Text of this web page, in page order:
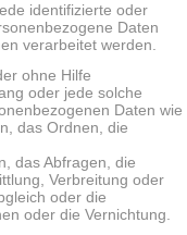
identifizierte oder
Daten
verarbeitet werden.
ohne Hilfe
oder jede solche
Daten wie
das Ordnen, die
das Abfragen, die
Verbreitung oder
oder die
oder die Vernichtung.